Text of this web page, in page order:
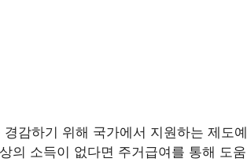
감하기 위해 국가에서 지원하는 제도예
의 소득이 없다면 주거급여를 통해 도움